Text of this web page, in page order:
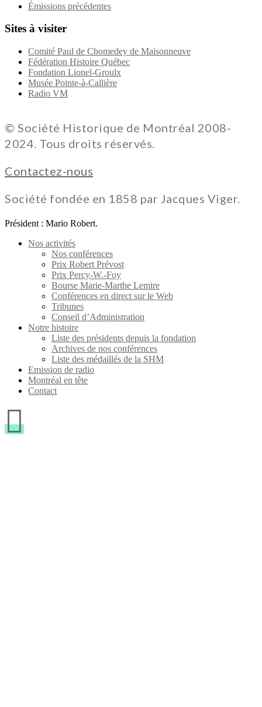
Émissions précédentes
Sites à visiter
Comité Paul de Chomedey de Maisonneuve
Fédération Histoire Québec
Fondation Lionel-Groulx
Musée Pointe-à-Callière
Radio VM
© Société Historique de Montréal 2008-
2024. Tous droits réservés.
Contactez-nous
Société fondée en 1858 par Jacques Viger.
Président : Mario Robert.
Nos activités
Nos conférences
Prix Robert Prévost
Prix Percy-W.-Foy
Bourse Marie-Marthe Lemire
Conférences en direct sur le Web
Tribunes
Conseil d’Administration
Notre histoire
Liste des présidents depuis la fondation
Archives de nos conférences
Liste des médaillés de la SHM
Emission de radio
Montréal en tête
Contact